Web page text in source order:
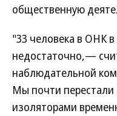
общественную
"33 человека в ОНК
недостаточно,—
наблюдательной
Мы почти
изоляторами